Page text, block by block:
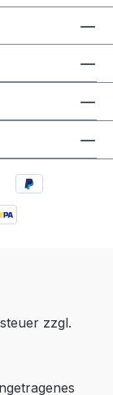
zzgl.